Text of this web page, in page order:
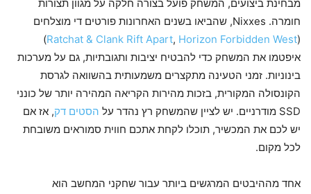
מבחינת ביצועים, המשחק פועל בצורה חלקה על מגוון תצורות
חומרה. Nixxes, שהביאו בשנים האחרונות פורטים די מוצלחים
(
Ratchat & Clank Rift Apart, Horizon Forbidden West
)
איפטמו את המשחק כדי להבטיח יציבות ותגובתיות, גם על מערכות
בינוניות. זמני הטעינה מתקצרים משמעותית בהשוואה לגרסת
הקונסולה המקורית, בזכות מהירות הקריאה המהירה יותר של כונני
SSD מודרניים. יש לציין שהמשחק רץ נהדר על
הסטים דק, אז אם
יש לכם את המכשיר, תוכלו לקחת אתכם חווית סמוראים משובחת
לכל מקום.
אחד מההיבטים המרגשים ביותר עבור שחקני המחשב הוא